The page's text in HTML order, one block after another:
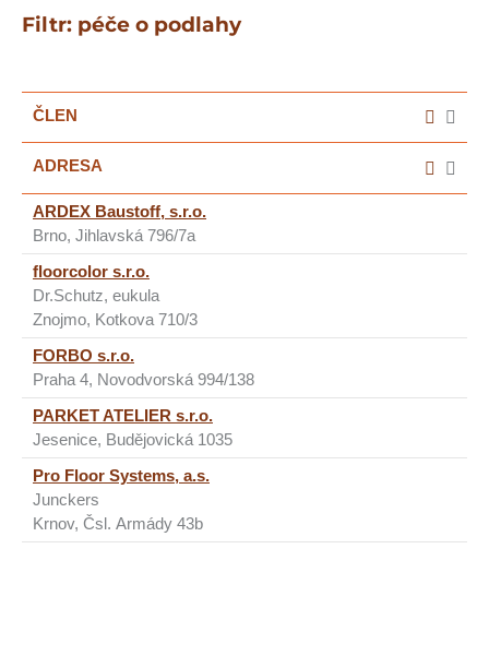
Filtr: péče o podlahy
ČLEN
ADRESA
ARDEX Baustoff, s.r.o.
Brno, Jihlavská 796/7a
floorcolor s.r.o.
Dr.Schutz, eukula
Znojmo, Kotkova 710/3
FORBO s.r.o.
Praha 4, Novodvorská 994/138
PARKET ATELIER s.r.o.
Jesenice, Budějovická 1035
Pro Floor Systems, a.s.
Junckers
Krnov, Čsl. Armády 43b